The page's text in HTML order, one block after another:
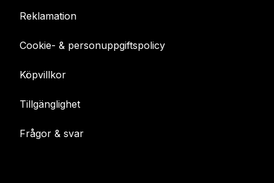
Reklamation
Cookie- & personuppgiftspolicy
Köpvillkor
Tillgänglighet
Frågor & svar